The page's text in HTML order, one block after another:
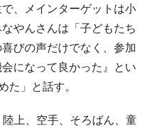
、メインターゲットは小
やんさんは「子どもたち
びの声だけでなく、参加
になって良かった』とい
た」と話す。
上、空手、そろばん、童